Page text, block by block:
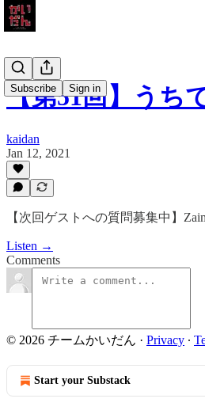
Subscribe Sign in
【第51回】うち
kaidan
Jan 12, 2021
【次回ゲストへの質問募集中】
Listen →
Comments
© 2026 チームかいだん · Privacy ∙
Start your Substack